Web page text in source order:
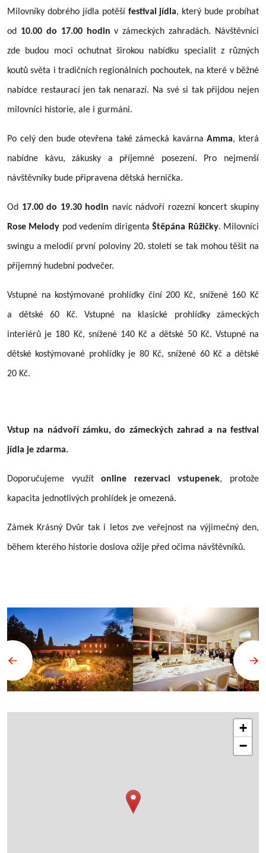
Milovníky dobrého jídla potěší festival jídla, který bude probíhat
od 10.00 do 17.00 hodin v zámeckých zahradách. Návštěvníci
zde budou moci ochutnat širokou nabídku specialit z různých
koutů světa i tradičních regionálních pochoutek, na které v běžné
nabídce restaurací jen tak nenarazí. Na své si tak přijdou nejen
milovníci historie, ale i gurmáni.
Po celý den bude otevřena také zámecká kavárnaAmma, která
nabídne kávu, zákusky a příjemné posezení. Pro nejmenší
návštěvníky bude připravena dětská hernička.
Od 17.00 do 19.30 hodin navíc nádvoří rozezní koncert skupiny
Rose Melody pod vedením dirigentaŠtěpána Růžičky. Milovníci
swingu a melodií první poloviny 20. století se tak mohou těšit na
příjemný hudební podvečer.
Vstupné na kostýmované prohlídky činí 200 Kč, snížené 160 Kč
a dětské 60 Kč. Vstupné na klasické prohlídky zámeckých
interiérů je 180 Kč, snížené 140 Kč a dětské 50 Kč. Vstupné na
dětské kostýmované prohlídky je 80 Kč, snížené 60 Kč a dětské
20 Kč.
Vstup na nádvoří zámku, do zámeckých zahrad a na festival
jídla je zdarma.
Doporučujeme využítonline rezervaci vstupenek, protože
kapacita jednotlivých prohlídek je omezená.
Zámek Krásný Dvůr tak i letos zve veřejnost na výjimečný den,
během kterého historie doslova ožije před očima návštěvníků.
+
−